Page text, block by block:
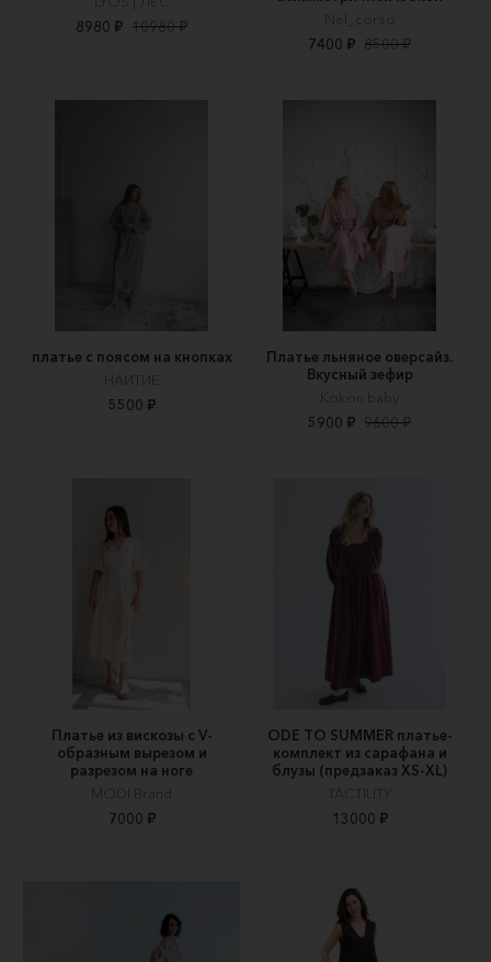
8980 ₽ 10980 ₽
Nel_corso
7400 ₽ 8500 ₽
платье с поясом на кнопках
НАИТИЕ
5500 ₽
Платье льняное оверсайз.
Вкусный зефир
Kokon baby
5900 ₽ 9600 ₽
Платье из вискозы с V-
образным вырезом и
разрезом на ноге
MODI Brand
7000 ₽
ODE TO SUMMER платье-
комплект из сарафана и
блузы (предзаказ XS-XL)
TACTILITY
13000 ₽